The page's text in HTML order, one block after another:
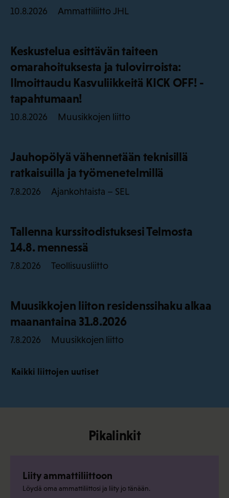
10.8.2026 Ammattiliitto JHL
Keskustelua esittävän taiteen
omarahoituksesta ja tulovirroista:
Ilmoittaudu Kasvuliikkeitä KICK OFF! -
tapahtumaan!
10.8.2026 Muusikkojen liitto
Jauhopölyä vähennetään teknisillä
ratkaisuilla ja työmenetelmillä
7.8.2026 Ajankohtaista – SEL
Tallenna kurssitodistuksesi Telmosta
14.8. mennessä
7.8.2026 Teollisuusliitto
Muusikkojen liiton residenssihaku alkaa
maanantaina 31.8.2026
7.8.2026 Muusikkojen liitto
Kaikki liittojen uutiset
Pikalinkit
Liity ammattiliittoon
Löydä oma ammattiliittosi ja liity jo tänään.